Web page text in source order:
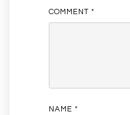
COMMENT *
NAME *